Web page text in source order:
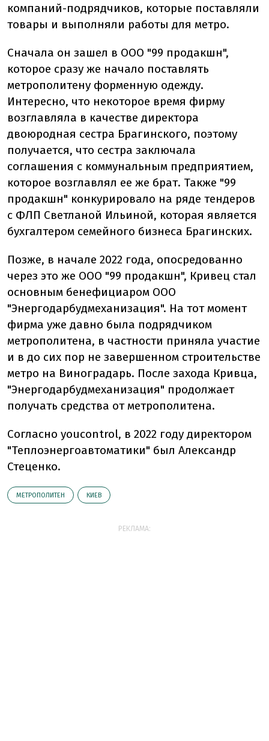
компаний-подрядчиков, которые поставляли
товары и выполняли работы для метро.
Сначала он зашел в ООО "99 продакшн",
которое сразу же начало поставлять
метрополитену форменную одежду.
Интересно, что некоторое время фирму
возглавляла в качестве директора
двоюродная сестра Брагинского, поэтому
получается, что сестра заключала
соглашения с коммунальным предприятием,
которое возглавлял ее же брат. Также "99
продакшн" конкурировало на ряде тендеров
с ФЛП Светланой Ильиной, которая является
бухгалтером семейного бизнеса Брагинских.
Позже, в начале 2022 года, опосредованно
через это же ООО "99 продакшн", Кривец стал
основным бенефициаром ООО
"Энергодарбудмеханизация". На тот момент
фирма уже давно была подрядчиком
метрополитена, в частности приняла участие
и в до сих пор не завершенном строительстве
метро на Виноградарь. После захода Кривца,
"Энергодарбудмеханизация" продолжает
получать средства от метрополитена.
Согласно youcontrol, в 2022 году директором
"Теплоэнергоавтоматики" был Александр
Стеценко.
МЕТРОПОЛИТЕН КИЕВ
РЕКЛАМА: